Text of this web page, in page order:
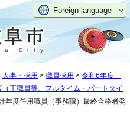
Foreign language
人事・採用 > 職員採用 > 令和6年度
正職員等、フルタイム・パートタイ
年度任用職員（事務職）最終合格者発